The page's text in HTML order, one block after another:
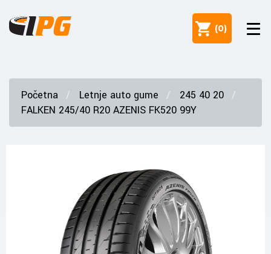
(0)
Početna Letnje auto gume
245 40 20
FALKEN 245/40 R20 AZENIS FK520 99Y